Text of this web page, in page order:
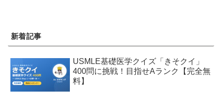
新着記事
USMLE基礎医学クイズ「きそクイ」
400問に挑戦！目指せAランク【完全無
料】